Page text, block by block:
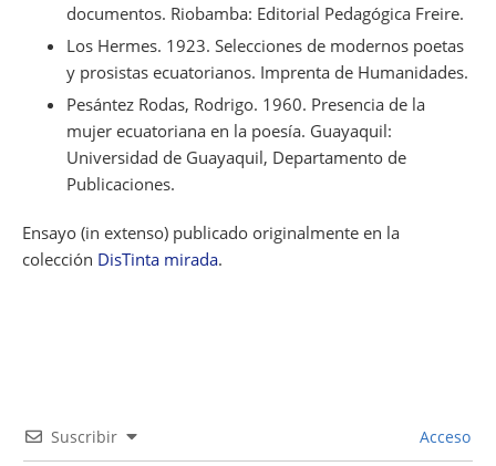
documentos. Riobamba: Editorial Pedagógica Freire.
Los Hermes. 1923. Selecciones de modernos poetas
y prosistas ecuatorianos. Imprenta de Humanidades.
Pesántez Rodas, Rodrigo. 1960. Presencia de la
mujer ecuatoriana en la poesía. Guayaquil:
Universidad de Guayaquil, Departamento de
Publicaciones.
Ensayo (in extenso) publicado originalmente en la
colección DisTinta mirada.
Suscribir Acceso